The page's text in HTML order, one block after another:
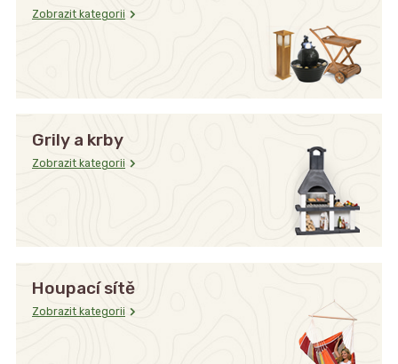
Zobrazit kategorii
Grily a krby
Zobrazit kategorii
Houpací sítě
Zobrazit kategorii